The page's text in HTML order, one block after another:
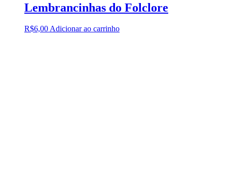
Lembrancinhas do Folclore
R$6,00Adicionar ao carrinho